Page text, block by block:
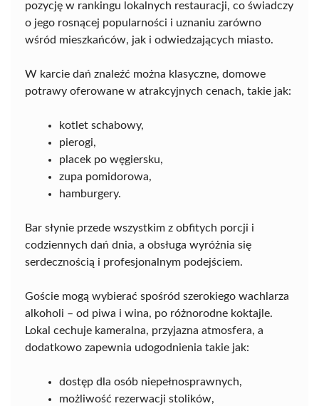
pozycję w rankingu lokalnych restauracji, co świadczy
o jego rosnącej popularności i uznaniu zarówno
wśród mieszkańców, jak i odwiedzających miasto.
W karcie dań znaleźć można klasyczne, domowe
potrawy oferowane w atrakcyjnych cenach, takie jak:
kotlet schabowy,
pierogi,
placek po węgiersku,
zupa pomidorowa,
hamburgery.
Bar słynie przede wszystkim z obfitych porcji i
codziennych dań dnia, a obsługa wyróżnia się
serdecznością i profesjonalnym podejściem.
Goście mogą wybierać spośród szerokiego wachlarza
alkoholi – od piwa i wina, po różnorodne koktajle.
Lokal cechuje kameralna, przyjazna atmosfera, a
dodatkowo zapewnia udogodnienia takie jak:
dostęp dla osób niepełnosprawnych,
możliwość rezerwacji stolików,